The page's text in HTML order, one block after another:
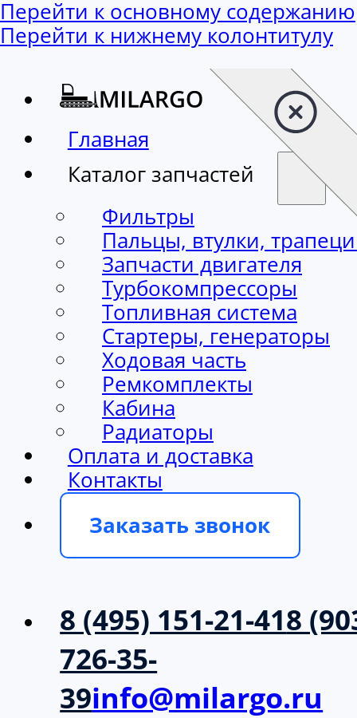
Перейти к основному содержанию
Перейти к нижнему колонтитулу
Главная
Каталог запчастей
Фильтры
Пальцы, втулки,
Запчасти двигателя
Турбокомпрессоры
Топливная система
Стартеры, генераторы
Ходовая часть
Ремкомплекты
Кабина
Радиаторы
Оплата и доставка
Контакты
Заказать звонок
8 (495) 151-21-418
726-35-
39info@milargo.ru